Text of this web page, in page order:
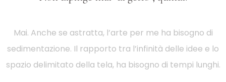
Mai. Anche se astratta, l’arte per me ha bisogno di
sedimentazione. Il rapporto tra l’infinità delle idee e lo
spazio delimitato della tela, ha bisogno di tempi lunghi.